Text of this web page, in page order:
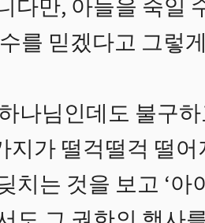
다만, 아들을 죽일
를 믿겠다고 그렇
나님인데도 불구
가 떨걱떨걱 떨
는 것을 보고 ‘아